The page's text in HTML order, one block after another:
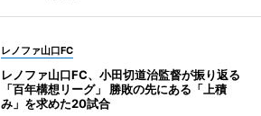
レノファ山口FC
レノファ山口FC、小田切道治監督が振り返る
「百年構想リーグ」 勝敗の先にある「上積
み」を求めた20試合